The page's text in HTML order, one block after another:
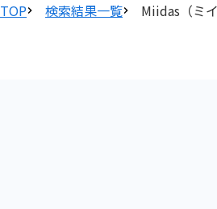
TOP 検索結果一覧 Miidas（ミイ